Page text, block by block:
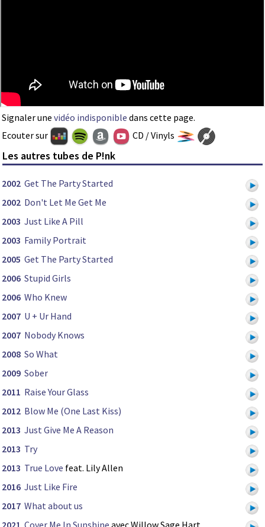
Signaler une vidéo indisponible dans cette page.
Ecouter sur
CD / Vinyls
Les autres tubes de P!nk
2002 Get The Party Started
2002 Don't Let Me Get Me
2003 Just Like A Pill
2003 Family Portrait
2005 Get The Party Started
2006 Stupid Girls
2006 Who Knew
2007 U + Ur Hand
2007 Nobody Knows
2008 So What
2009 Sober
2011 Raise Your Glass
2012 Blow Me (One Last Kiss)
2013 Just Give Me A Reason
2013 Try
2013 True Love feat. Lily Allen
2016 Just Like Fire
2017 What about us